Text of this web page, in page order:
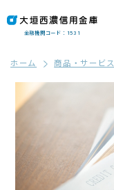
金融機関コード：1531
ホーム 商品・サービス